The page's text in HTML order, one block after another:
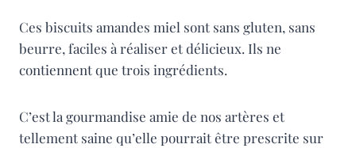
Ces biscuits amandes miel sont sans gluten, sans
beurre, faciles à réaliser et délicieux. Ils ne
contiennent que trois ingrédients.
C’est la gourmandise amie de nos artères et
tellement saine qu’elle pourrait être prescrite sur